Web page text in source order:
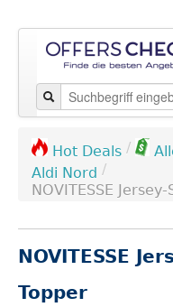
Hot Deals /
Aldi Nord /
NOVITESSE
NOVITESSE
Topper